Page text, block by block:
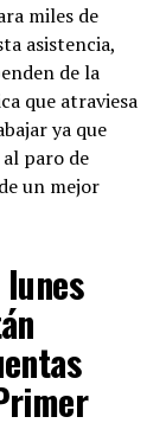
miles de
asistencia,
de la
que atraviesa
ya que
paro de
un mejor